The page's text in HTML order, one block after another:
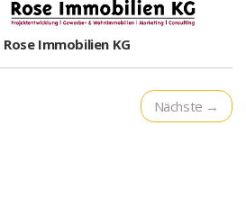
Rose Immobilien KG
Nächste →